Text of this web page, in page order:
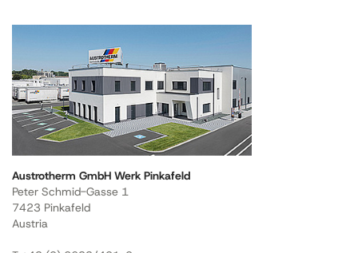
Austrotherm GmbH Werk Pinkafeld
Peter Schmid-Gasse 1
7423 Pinkafeld
Austria